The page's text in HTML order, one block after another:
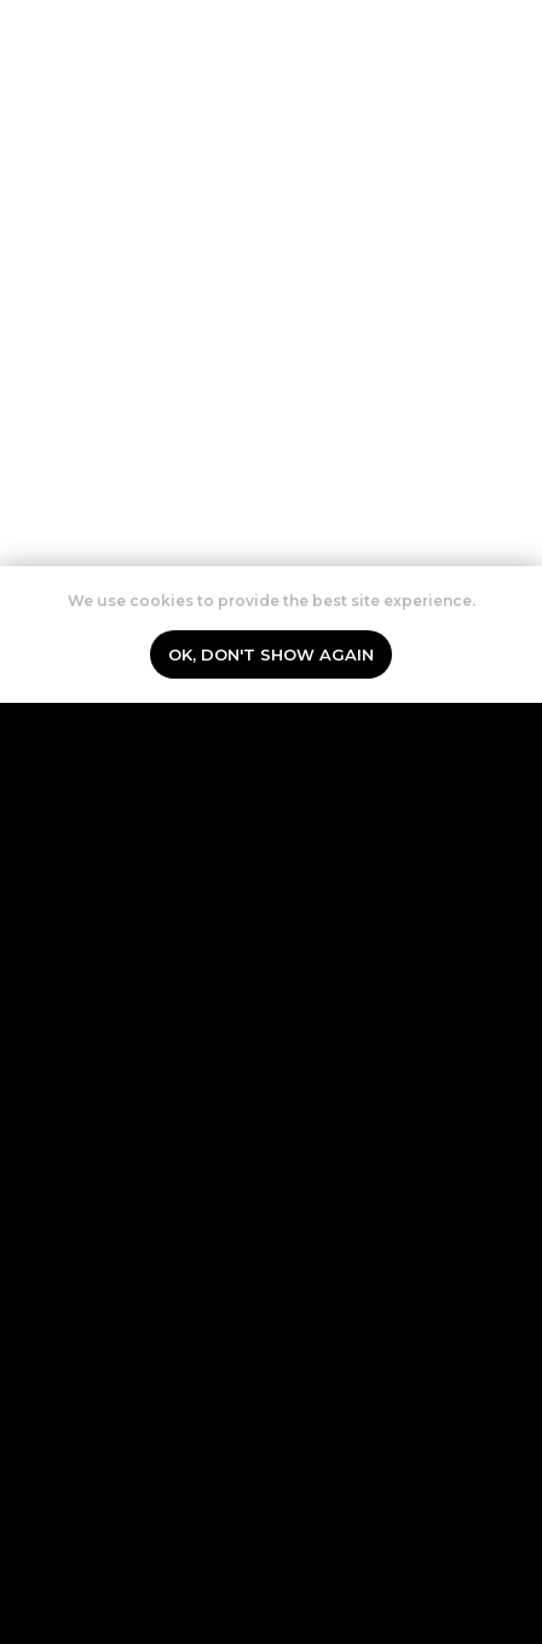
We use cookies to provide the best site experience.
OK, DON'T SHOW AGAIN